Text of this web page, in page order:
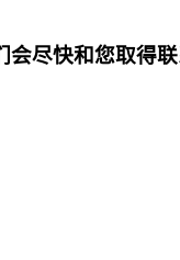
尽快和您取得联